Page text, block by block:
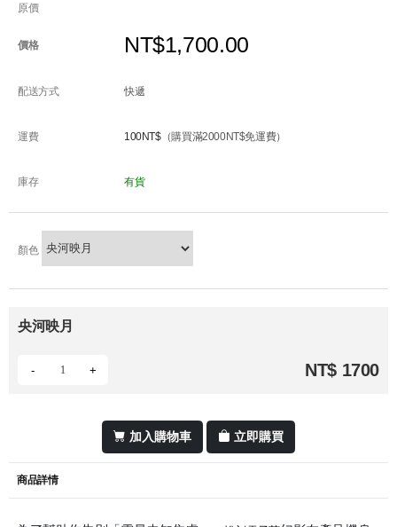
原價
價格 NT$1,700.00
配送方式 快遞
運費 100NT$（購買滿2000NT$免運費）
庫存 有貨
顏色
央河映月
- + NT$ 1700
加入購物車 立即購買
商品詳情